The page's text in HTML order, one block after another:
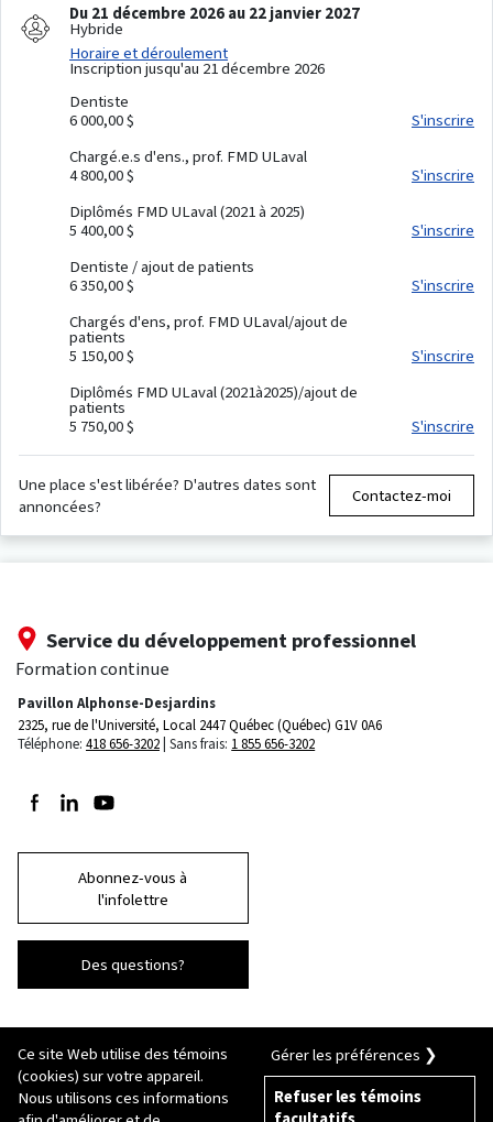
Du 21 décembre 2026 au 22 janvier 2027
Hybride
Horaire et déroulement
Inscription jusqu'au 21 décembre 2026
Dentiste
6 000,00 $
S'inscrire
Chargé.e.s d'ens., prof. FMD ULaval
4 800,00 $
S'inscrire
Diplômés FMD ULaval (2021 à 2025)
5 400,00 $
S'inscrire
Dentiste / ajout de patients
6 350,00 $
S'inscrire
Chargés d'ens, prof. FMD ULaval/ajout de
patients
5 150,00 $
S'inscrire
Diplômés FMD ULaval (2021à2025)/ajout de
patients
5 750,00 $
S'inscrire
Une place s'est libérée? D'autres dates sont
annoncées?
Contactez-moi
Service du développement professionnel
Formation continue
Pavillon Alphonse-Desjardins
2325, rue de l'Université, Local 2447Québec (Québec) G1V 0A6
Téléphone: 418 656-3202 Sans frais: 1 855 656-3202
Suivez-nous sur Facebook
Suivez-nous sur LinkedIn
Suivez-nous sur Youtube
Abonnez-vous à
l'infolettre
Des questions?
Ce site Web utilise des témoins
(cookies) sur votre appareil.
Nous utilisons ces informations
Gérer les préférences ❯
Refuser les témoins